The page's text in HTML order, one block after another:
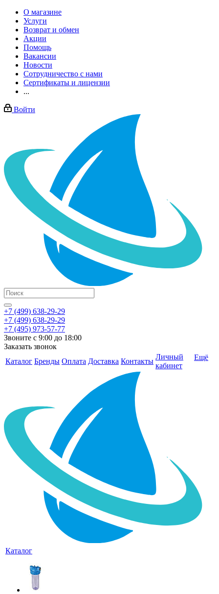
О магазине
Услуги
Возврат и обмен
Акции
Помощь
Вакансии
Новости
Сотрудничество с нами
Сертификаты и лицензии
...
Войти
+7 (499) 638-29-29
+7 (499) 638-29-29
+7 (495) 973-57-77
Звоните с 9:00 до 18:00
Заказать звонок
Каталог Бренды Оплата Доставка Контакты
Личный
кабинет
Ещё
Каталог